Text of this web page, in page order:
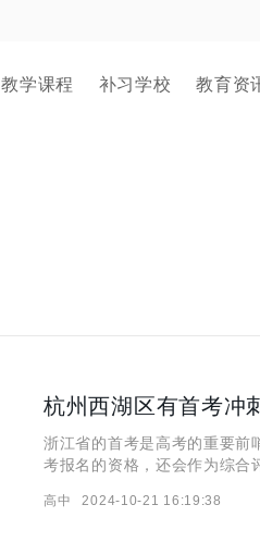
教学课程 补习学校 教育资
杭州西湖区有首考冲
浙江省的首考是高考的重要前
考报名的资格，还会作为综合
节，掌握考试技巧，提高解题
高中 2024-10-21 16:19:38